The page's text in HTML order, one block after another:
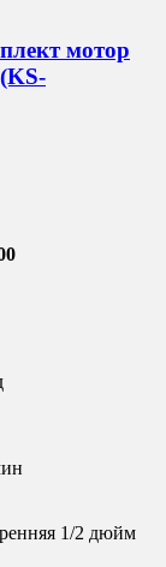
мотор
1/2 дюйм